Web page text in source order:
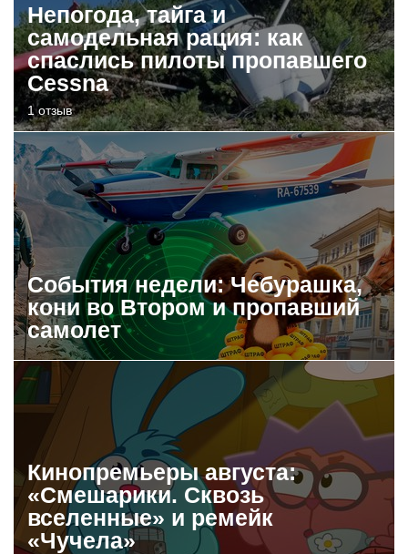
Непогода, тайга и
самодельная рация: как
спаслись пилоты пропавшего
Cessna
1 отзыв
События недели: Чебурашка,
кони во Втором и пропавший
самолет
Кинопремьеры августа:
«Смешарики. Сквозь
вселенные» и ремейк
«Чучела»